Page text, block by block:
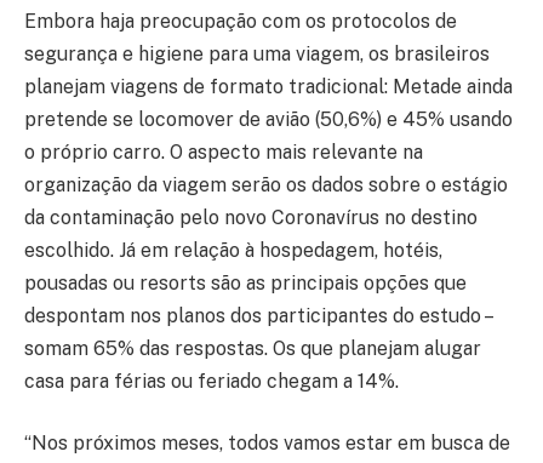
Embora haja preocupação com os protocolos de
segurança e higiene para uma viagem, os brasileiros
planejam viagens de formato tradicional: Metade ainda
pretende se locomover de avião (50,6%) e 45% usando
o próprio carro. O aspecto mais relevante na
organização da viagem serão os dados sobre o estágio
da contaminação pelo novo Coronavírus no destino
escolhido. Já em relação à hospedagem, hotéis,
pousadas ou resorts são as principais opções que
despontam nos planos dos participantes do estudo –
somam 65% das respostas. Os que planejam alugar
casa para férias ou feriado chegam a 14%.
“Nos próximos meses, todos vamos estar em busca de